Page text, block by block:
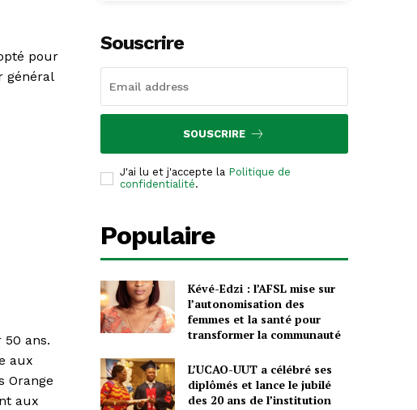
pour
général
ans.
aux
Orange
aux
Souscrire
SOUSCRIRE
J'ai lu et j'accepte la Politique de
confidentialité.
Populaire
Kévé-Edzi : l’AFSL mise sur
l’autonomisation des
femmes et la santé pour
transformer la communauté
L’UCAO-UUT a célébré ses
diplômés et lance le jubilé
des 20 ans de l’institution